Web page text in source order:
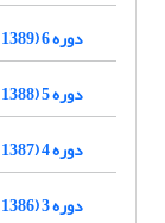
دوره 6 (1389)
دوره 5 (1388)
دوره 4 (1387)
دوره 3 (1386)